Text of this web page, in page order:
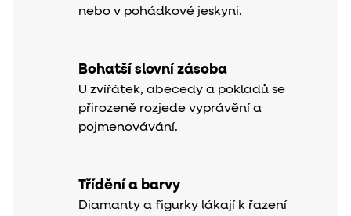
nebo v pohádkové jeskyni.
Bohatší slovní zásoba
U zvířátek, abecedy a pokladů se
přirozeně rozjede vyprávění a
pojmenovávání.
Třídění a barvy
Diamanty a figurky lákají k řazení